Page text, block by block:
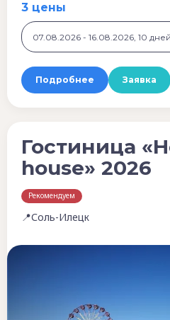
3 цены
Подробнее Заявка
Гостиница
house» 2026
Рекомендуем
📍Соль-Илецк